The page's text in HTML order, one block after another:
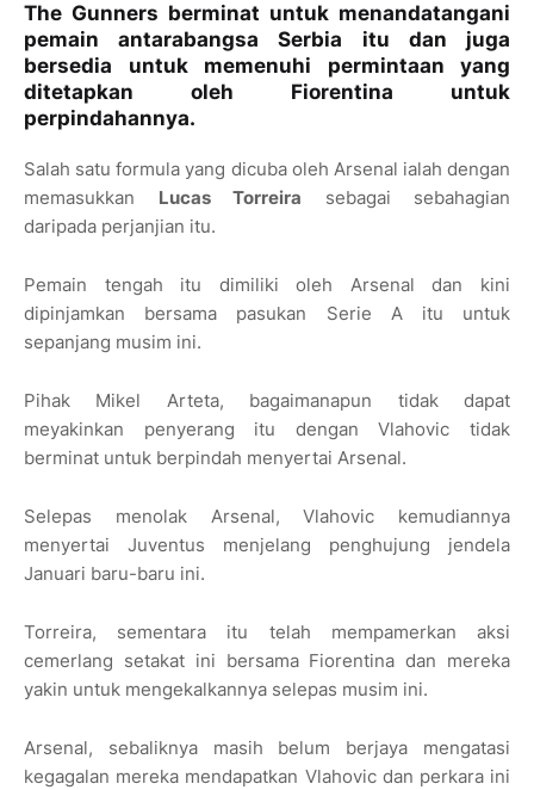
The Gunners berminat untuk menandatangani
pemain antarabangsa Serbia itu dan juga
bersedia untuk memenuhi permintaan yang
ditetapkan oleh Fiorentina untuk
perpindahannya.
Salah satu formula yang dicuba oleh Arsenal ialah dengan
memasukkan Lucas Torreira sebagai sebahagian
daripada perjanjian itu.
Pemain tengah itu dimiliki oleh Arsenal dan kini
dipinjamkan bersama pasukan Serie A itu untuk
sepanjang musim ini.
Pihak Mikel Arteta, bagaimanapun tidak dapat
meyakinkan penyerang itu dengan Vlahovic tidak
berminat untuk berpindah menyertai Arsenal.
Selepas menolak Arsenal, Vlahovic kemudiannya
menyertai Juventus menjelang penghujung jendela
Januari baru-baru ini.
Torreira, sementara itu telah mempamerkan aksi
cemerlang setakat ini bersama Fiorentina dan mereka
yakin untuk mengekalkannya selepas musim ini.
Arsenal, sebaliknya masih belum berjaya mengatasi
kegagalan mereka mendapatkan Vlahovic dan perkara ini